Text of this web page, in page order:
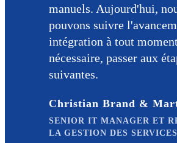
manuels. Aujourd'hui,
pouvons suivre
intégration à tout
nécessaire, passer aux
suivantes.
Christian Brand &
SENIOR IT MANAGER ET
LA GESTION DES